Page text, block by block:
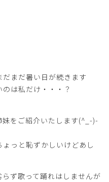
まだ暑い日が続きます
は私だけ・・・？
をご紹介いたします(^_-)-
っと恥ずかしいけどあし
ず歌って踊れはしませんが